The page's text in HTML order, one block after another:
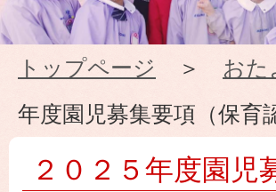
ぐ
み
幼
トップページ ＞ おた
年度園児募集要項（保育
２０２５年度園児